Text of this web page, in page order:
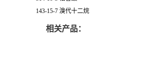
143-15-7 溴代十二烷
相关产品：